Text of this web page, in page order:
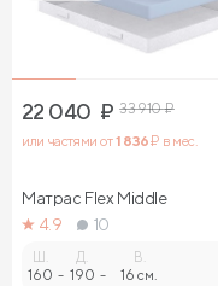
22 040 ₽ 33 910₽
или частями от1 836₽ в мес.
Матрас Flex Middle
4.9
10
160 -
Д.
190 -
В.
16 см.